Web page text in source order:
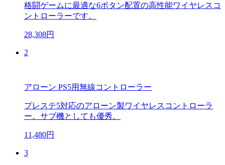
格闘ゲームに最適な6ボタン配置の高性能ワイヤレスコ
ントローラーです。
28,308円
2
アローン PS5用無線コントローラー
プレステ5対応のアローン製ワイヤレスコントローラ
ー。サブ機としても優秀。
11,480円
3